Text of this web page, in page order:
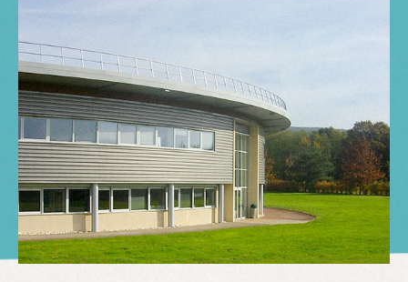
Snack freschi
Pronti da farcire
Il Gruppo
I nostri marchi